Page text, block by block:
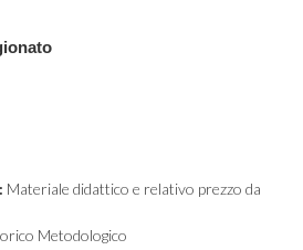
Materiale didattico e relativo prezzo da
Metodologico